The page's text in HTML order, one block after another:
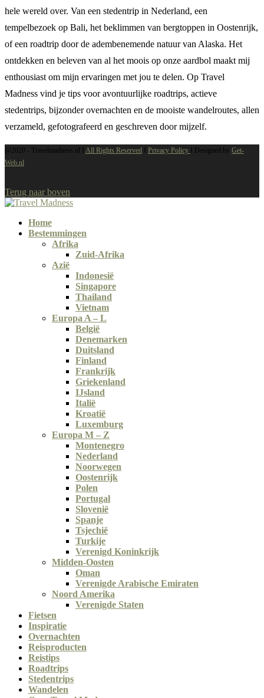
hele wereld over. Van een stedentrip in Nederland, een
tempelbezoek op Bali, het beklimmen van bergtoppen in Oostenrijk,
of een roadtrip door de adembenemende natuur van Alaska. Het
ontdekken en beleven van al het moois op onze aardbol maakt mij
enthousiast om mijn ervaringen met jou te delen. Op Travel
Madness vind je tips voor avontuurlijke roadtrips, actieve
stedentrips, bijzonder overnachten en de mooiste wandelroutes, allen
verzameld, gefotografeerd en geschreven door mijzelf.
@2020 - Travelmadness.nl I All Rights Reserved I Privacy Policy I Designed by Get-
Web.nl
Terug naar boven
Home
Bestemmingen
Afrika
Zuid-Afrika
Azië
Indonesië
Singapore
Thailand
Vietnam
Europa A – L
België
Denemarken
Duitsland
Finland
Frankrijk
Griekenland
IJsland
Italië
Kroatië
Luxemburg
Europa M – Z
Montenegro
Nederland
Noorwegen
Oostenrijk
Polen
Portugal
Slovenië
Spanje
Tsjechië
Turkije
Verenigd Koninkrijk
Midden-Oosten
Oman
Verenigde Arabische Emiraten
Noord Amerika
Verenigde Staten
Fietsen
Inspiratie
Overnachten
Reisproducten
Reistips
Roadtrips
Stedentrips
Wandelen